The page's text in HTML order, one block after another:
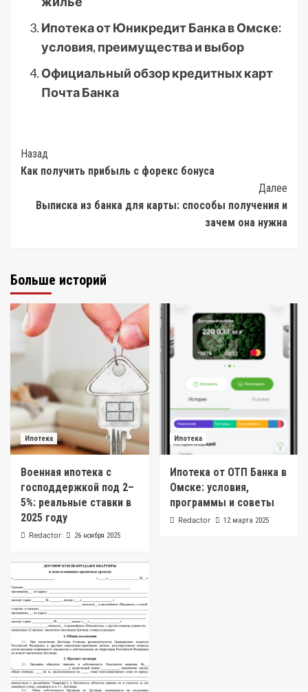
Ипотека от Юникредит Банка в Омске:
условия, преимущества и выбор
Официальный обзор кредитных карт
Почта Банка
Post
Navigation
Назад
Как получить прибыль с форекс бонуса
Далее
Выписка из банка для карты: способы получения и
зачем она нужна
Больше историй
Ипотека
Военная ипотека с
господдержкой под 2–
5%: реальные ставки в
2025 году
Redactor 26 ноября 2025
Ипотека
Ипотека от ОТП Банка в
Омске: условия,
программы и советы
Redactor 12 марта 2025